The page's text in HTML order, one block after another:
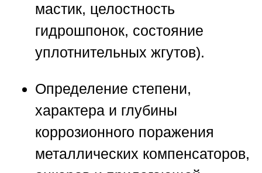
мастик, целостность
гидрошпонок, состояние
уплотнительных жгутов).
Определение степени,
характера и глубины
коррозионного поражения
металлических компенсаторов,